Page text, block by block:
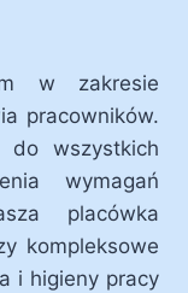
w zakresie
pracowników.
do wszystkich
wymagań
placówka
kompleksowe
i higieny pracy